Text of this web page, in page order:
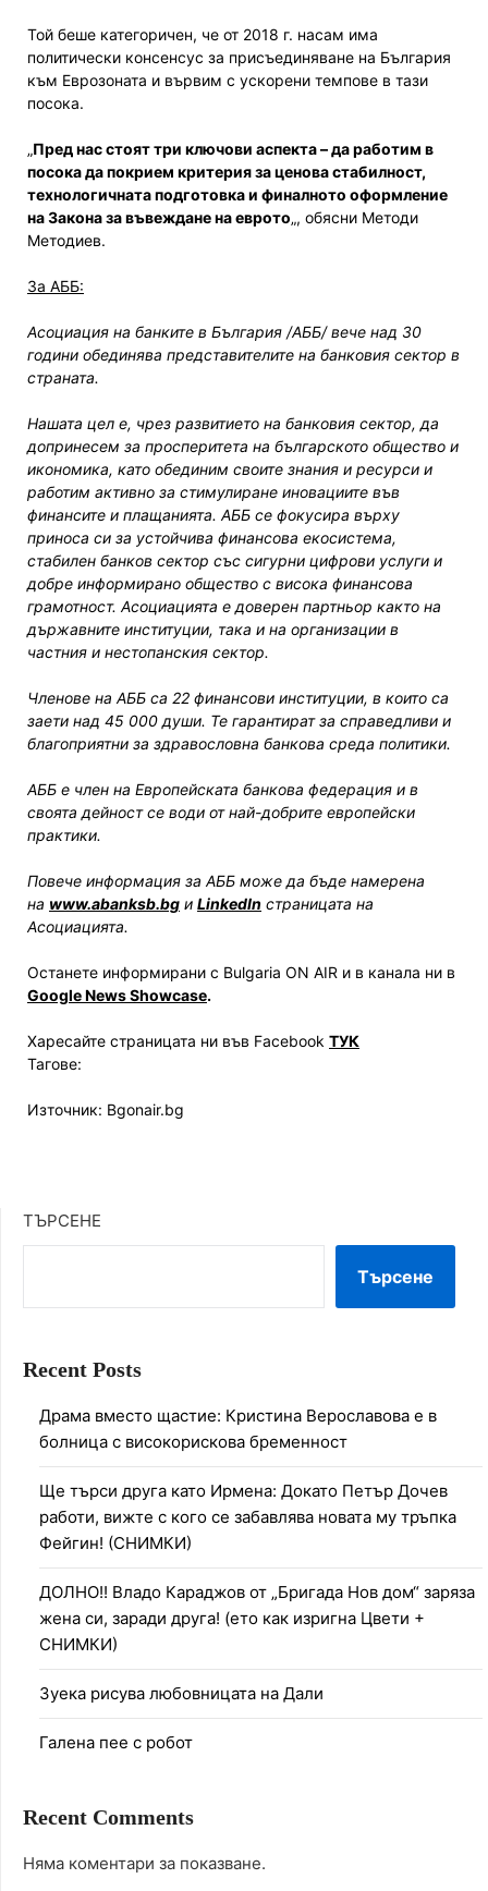
Той беше категоричен, че от 2018 г. насам има
политически консенсус за присъединяване на България
към Eврозоната и вървим с ускорени темпове в тази
посока.
„Пред нас стоят три ключови аспекта – да работим в
посока да покрием критерия за ценова стабилност,
технологичната подготовка и финалното оформление
на Закона за въвеждане на еврото„, обясни Методи
Методиев.
За АББ:
Асоциация на банките в България /АББ/ вече над 30
години обединява представителите на банковия сектор в
страната.
Нашата цел е, чрез развитието на банковия сектор, да
допринесем за просперитета на българското общество и
икономика, като обединим своите знания и ресурси и
работим активно за стимулиране иновациите във
финансите и плащанията. АББ се фокусира върху
приноса си за устойчива финансова екосистема,
стабилен банков сектор със сигурни цифрови услуги и
добре информирано общество с висока финансова
грамотност. Асоциацията е доверен партньор както на
държавните институции, така и на организации в
частния и нестопанския сектор.
Членове на АББ са 22 финансови институции, в които са
заети над 45 000 души. Те гарантират за справедливи и
благоприятни за здравословна банкова среда политики.
АББ е член на Европейската банкова федерация и в
своята дейност се води от най-добрите европейски
практики.
Повече информация за АББ може да бъде намерена
на www.abanksb.bg и LinkedIn страницата на
Асоциацията.
Останете информирани с Bulgaria ON AIR и в канала ни в
Google News Showcase.
Харесайте страницата ни във Facebook ТУК
Тагове:
Източник: Bgonair.bg
ТЪРСЕНЕ
Търсене
Recent Posts
Драма вместо щастие: Кристина Верославова е в
болница с високорискова бременност
Ще търси друга като Ирмена: Докато Петър Дочев
работи, вижте с кого се забавлява новата му тръпка
Фейгин! (СНИМКИ)
ДОЛНО!! Владо Караджов от „Бригада Нов дом“ заряза
жена си, заради друга! (ето как изригна Цвети +
СНИМКИ)
Зуека рисува любовницата на Дали
Галена пее с робот
Recent Comments
Няма коментари за показване.